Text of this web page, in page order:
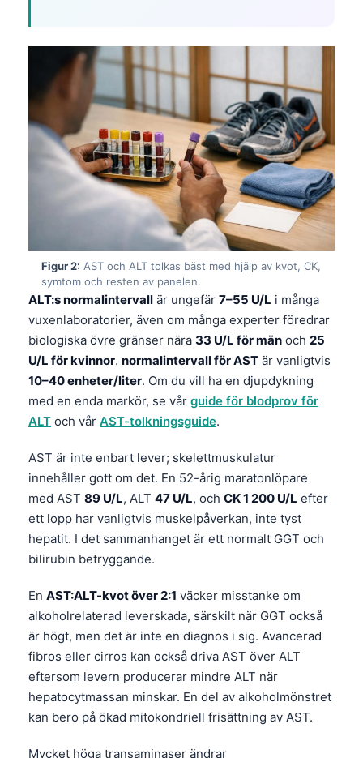
Figur 2: AST och ALT tolkas bäst med hjälp av kvot, CK,
symtom och resten av panelen.
ALT:s normalintervall är ungefär 7–55 U/L i många
vuxenlaboratorier, även om många experter föredrar
biologiska övre gränser nära 33 U/L för män och 25
U/L för kvinnor. normalintervall för AST är vanligtvis
10–40 enheter/liter. Om du vill ha en djupdykning
med en enda markör, se vår guide för blodprov för
ALT och vår AST-tolkningsguide.
AST är inte enbart lever; skelettmuskulatur
innehåller gott om det. En 52-årig maratonlöpare
med AST 89 U/L, ALT 47 U/L, och CK 1 200 U/L efter
ett lopp har vanligtvis muskelpåverkan, inte tyst
hepatit. I det sammanhanget är ett normalt GGT och
bilirubin betryggande.
En AST:ALT-kvot över 2:1 väcker misstanke om
alkoholrelaterad leverskada, särskilt när GGT också
är högt, men det är inte en diagnos i sig. Avancerad
fibros eller cirros kan också driva AST över ALT
eftersom levern producerar mindre ALT när
hepatocytmassan minskar. En del av alkoholmönstret
kan bero på ökad mitokondriell frisättning av AST.
Mycket höga transaminaser ändrar